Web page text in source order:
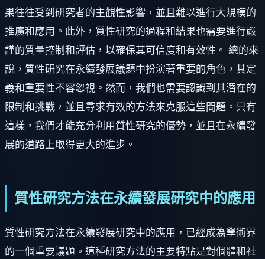
果往往受到研究者的主觀性影響，並且難以進行大規模的
推廣和應用。此外，質性研究的過程和結果也需要進行嚴
謹的質量控制和評估，以確保其可信度和有效性。 總的來
說，質性研究在永續發展議題中扮演著重要的角色，其定
義和重要性不容忽視。然而，我們也需要認識到其潛在的
限制和挑戰，並且尋求有效的方法來克服這些問題。只有
這樣，我們才能充分利用質性研究的優勢，並且在永續發
展的道路上取得更大的進步。
質性研究方法在永續發展研究中的應用
質性研究方法在永續發展研究中的應用，已經成為學術界
的一個重要議題。這種研究方法的主要特點是對個體和社